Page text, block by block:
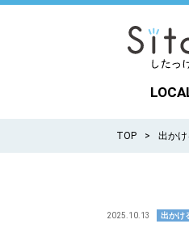
TOP 出かけ
2025.10.13 出かけ